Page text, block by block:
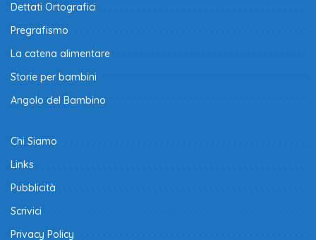
Dettati Ortografici
Pregrafismo
La catena alimentare
Storie per bambini
Angolo del Bambino
Chi Siamo
Links
Pubblicità
Scrivici
Privacy Policy